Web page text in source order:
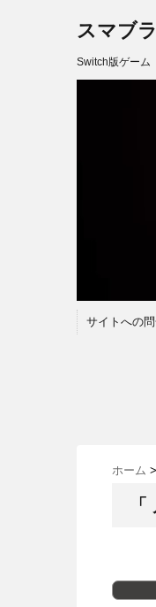
スマブ
Switch版ゲーム
サイトへの
ホーム >